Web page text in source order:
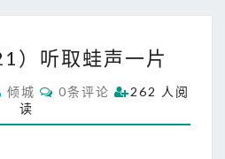
味
生
（
）听取蛙声一片
倾城
C
O
M
0条评论
262 人阅
读